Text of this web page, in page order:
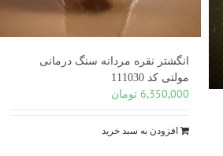
انگشتر نقره مردانه سنگ درمانی
مولتی کد 111030
6,350,000 تومان
افزودن به سبد خرید